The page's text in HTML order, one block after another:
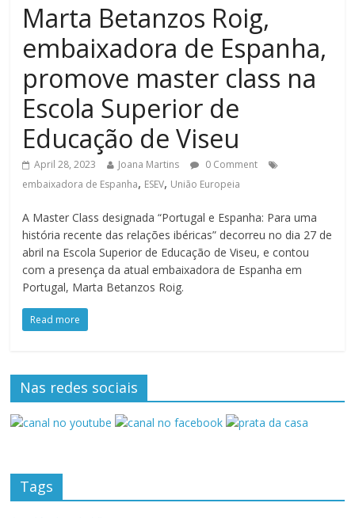
Marta Betanzos Roig,
embaixadora de Espanha,
promove master class na
Escola Superior de
Educação de Viseu
April 28, 2023 Joana Martins
0 Comment
embaixadora de Espanha, ESEV, União Europeia
A Master Class designada “Portugal e Espanha: Para uma
história recente das relações ibéricas” decorreu no dia 27 de
abril na Escola Superior de Educação de Viseu, e contou
com a presença da atual embaixadora de Espanha em
Portugal, Marta Betanzos Roig.
Read more
Nas redes sociais
Tags